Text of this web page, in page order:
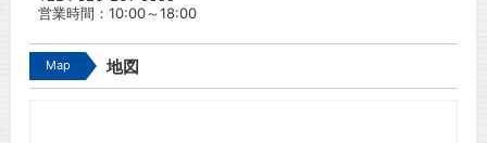
営業時間：10:00～18:00
Map 地図